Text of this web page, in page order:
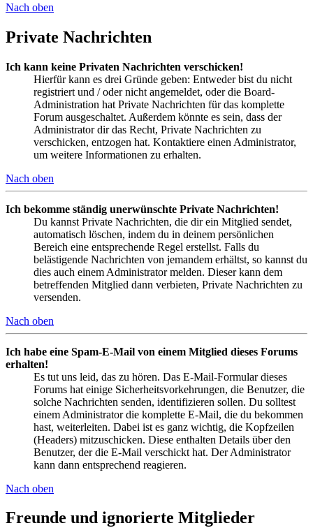
Nach oben
Private Nachrichten
Ich kann keine Privaten Nachrichten verschicken!
Hierfür kann es drei Gründe geben: Entweder bist du nicht
registriert und / oder nicht angemeldet, oder die Board-
Administration hat Private Nachrichten für das komplette
Forum ausgeschaltet. Außerdem könnte es sein, dass der
Administrator dir das Recht, Private Nachrichten zu
verschicken, entzogen hat. Kontaktiere einen Administrator,
um weitere Informationen zu erhalten.
Nach oben
Ich bekomme ständig unerwünschte Private Nachrichten!
Du kannst Private Nachrichten, die dir ein Mitglied sendet,
automatisch löschen, indem du in deinem persönlichen
Bereich eine entsprechende Regel erstellst. Falls du
belästigende Nachrichten von jemandem erhältst, so kannst du
dies auch einem Administrator melden. Dieser kann dem
betreffenden Mitglied dann verbieten, Private Nachrichten zu
versenden.
Nach oben
Ich habe eine Spam-E-Mail von einem Mitglied dieses Forums
erhalten!
Es tut uns leid, das zu hören. Das E-Mail-Formular dieses
Forums hat einige Sicherheitsvorkehrungen, die Benutzer, die
solche Nachrichten senden, identifizieren sollen. Du solltest
einem Administrator die komplette E-Mail, die du bekommen
hast, weiterleiten. Dabei ist es ganz wichtig, die Kopfzeilen
(Headers) mitzuschicken. Diese enthalten Details über den
Benutzer, der die E-Mail verschickt hat. Der Administrator
kann dann entsprechend reagieren.
Nach oben
Freunde und ignorierte Mitglieder